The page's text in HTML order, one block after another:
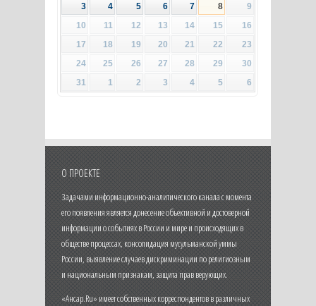
3
4 5 6 7 8
9
10
11 12 13 14 15
16
17
18 19 20 21 22
23
24
25 26 27 28 29
30
31
1 2 3 4 5 6
О ПРОЕКТЕ
Задачами информационно-аналитического канала с момента
его появления является донесение объективной и достоверной
информации о событиях в России и мире и происходящих в
обществе процессах, консолидация мусульманской уммы
России, выявление случаев дискриминации по религиозным
и национальным признакам, защита прав верующих.
«Ансар.Ru» имеет собственных корреспондентов в различных